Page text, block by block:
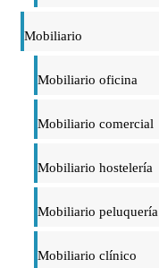
Mobiliario
Mobiliario oficina
Mobiliario comercial
Mobiliario hostelería
Mobiliario peluquería
Mobiliario clínico